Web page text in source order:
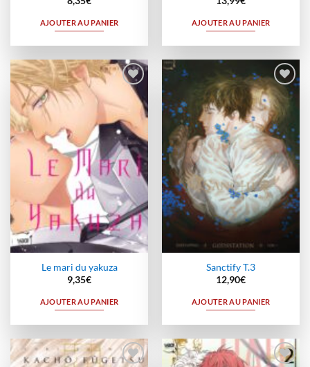
AJOUTER AU PANIER AJOUTER AU PANIER
Ajouter
wishlist
Le mari du yakuza
9,35€
AJOUTER AU PANIER
Ajouter
à la
wishlist
Sanctify T.3
12,90€
AJOUTER AU PANIER